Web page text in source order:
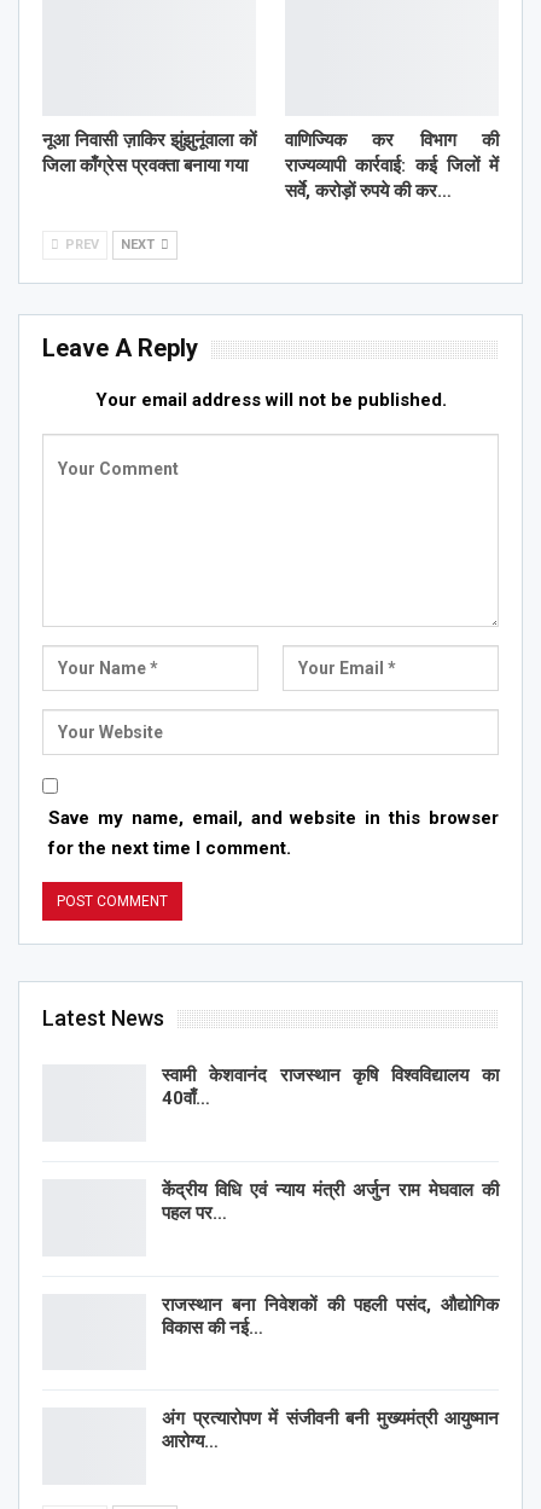
नूआ निवासी ज़ाकिर झुंझुनूंवाला कों
जिला काँग्रेस प्रवक्ता बनाया गया
वाणिज्यिक कर विभाग की
राज्यव्यापी कार्रवाई: कई जिलों में
सर्वे, करोड़ों रुपये की कर…
PREV NEXT
Leave A Reply
Your email address will not be published.
Save my name, email, and website in this browser
for the next time I comment.
Latest News
स्वामी केशवानंद राजस्थान कृषि विश्वविद्यालय का
40वाँ…
केंद्रीय विधि एवं न्याय मंत्री अर्जुन राम मेघवाल की
पहल पर…
राजस्थान बना निवेशकों की पहली पसंद, औद्योगिक
विकास की नई…
अंग प्रत्यारोपण में संजीवनी बनी मुख्यमंत्री आयुष्मान
आरोग्य…